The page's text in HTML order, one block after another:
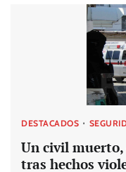
DESTACADOS
Un civil muerto,
tras hechos